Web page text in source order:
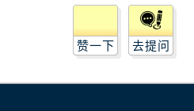
气大路与南九经街交汇处浪琴售
环大街浪琴售后服务中心（需提
通乡江南大街浪琴售后服务中心
赞一下 去提问